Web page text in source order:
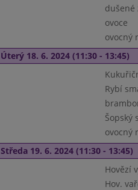
dušené
ovoce
ovocný
Úterý 18. 6. 2024 (11:30 - 13:45)
Rybí
Šopský
ovocný
Středa 19. 6. 2024 (11:30 - 13:45)
Hovězí
Hov.